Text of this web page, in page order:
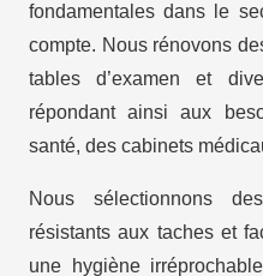
fondamentales dans le
compte. Nous rénovons
tables d’examen et
répondant ainsi aux
santé, des cabinets
Nous sélectionnons
résistants aux taches et
une hygiène